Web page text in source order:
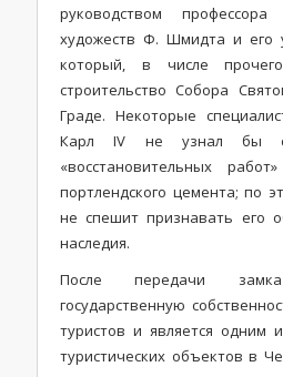
руководством
художеств Ф. Шмидта и его
который, в числе
строительство Собора
Граде. Некоторые
Карл IV не узнал бы
«восстановительных
портлендского цемента; по
не спешит признавать его
наследия.
После передачи
государственную
туристов и является одним
туристических объектов в